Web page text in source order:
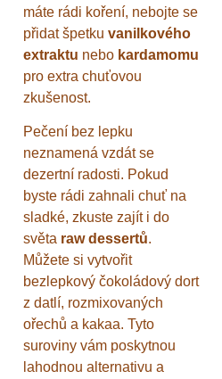
máte rádi koření, nebojte se
přidat špetku vanilkového
extraktu nebo kardamomu
pro extra chuťovou
zkušenost.
Pečení bez lepku
neznamená vzdát se
dezertní radosti. Pokud
byste rádi zahnali chuť na
sladké, zkuste zajít i do
světa raw dessertů.
Můžete si vytvořit
bezlepkový čokoládový dort
z datlí, rozmixovaných
ořechů a kakaa. Tyto
suroviny vám poskytnou
lahodnou alternativu a